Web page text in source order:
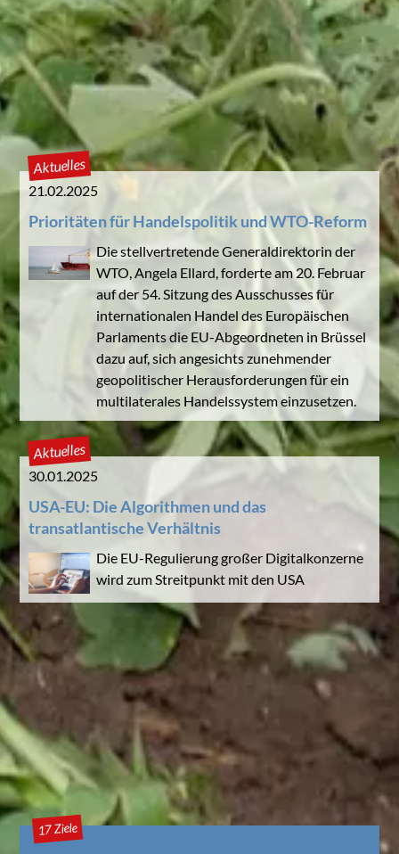
Aktuelles
21.02.2025
Prioritäten für Handelspolitik und WTO-Reform
Die stellvertretende Generaldirektorin der
WTO, Angela Ellard, forderte am 20. Februar
auf der 54. Sitzung des Ausschusses für
internationalen Handel des Europäischen
Parlaments die EU-Abgeordneten in Brüssel
dazu auf, sich angesichts zunehmender
geopolitischer Herausforderungen für ein
multilaterales Handelssystem einzusetzen.
Aktuelles
30.01.2025
USA-EU: Die Algorithmen und das
transatlantische Verhältnis
Die EU-Regulierung großer Digitalkonzerne
wird zum Streitpunkt mit den USA
17 Ziele